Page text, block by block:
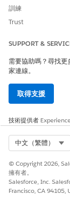
訓練
Trust
SUPPORT &
需要協助嗎？尋找更
家連線。
取得支援
技術提供者
中文（繁體）
© Copyright 2026,
擁有者。
Salesforce, Inc.
Francisco, CA 94105,